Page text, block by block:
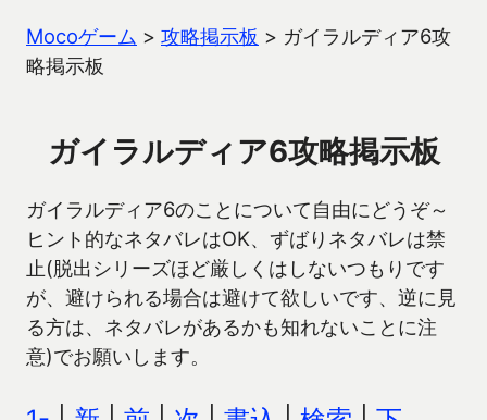
Mocoゲーム > 攻略掲示板 > ガイラルディア6攻
略掲示板
ガイラルディア6攻略掲示板
ガイラルディア6のことについて自由にどうぞ～
ヒント的なネタバレはOK、ずばりネタバレは禁
止(脱出シリーズほど厳しくはしないつもりです
が、避けられる場合は避けて欲しいです、逆に見
る方は、ネタバレがあるかも知れないことに注
意)でお願いします。